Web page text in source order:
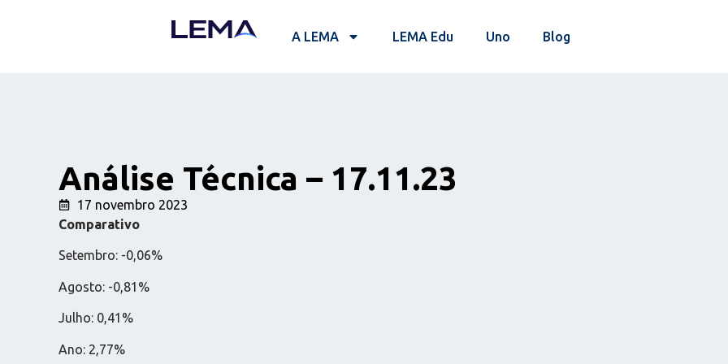
A LEMA LEMA Edu Uno Blog
Análise Técnica – 17.11.23
17 novembro 2023
Comparativo
Setembro: -0,06%
Agosto: -0,81%
Julho: 0,41%
Ano: 2,77%